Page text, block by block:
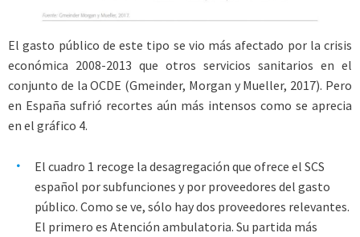
El gasto público de este tipo se vio más afectado por la crisis
económica 2008-2013 que otros servicios sanitarios en el
conjunto de la OCDE (Gmeinder, Morgan y Mueller, 2017). Pero
en España sufrió recortes aún más intensos como se aprecia
en el gráfico 4.
El cuadro 1 recoge la desagregación que ofrece el SCS
español por subfunciones y por proveedores del gasto
público. Como se ve, sólo hay dos proveedores relevantes.
El primero es Atención ambulatoria. Su partida más